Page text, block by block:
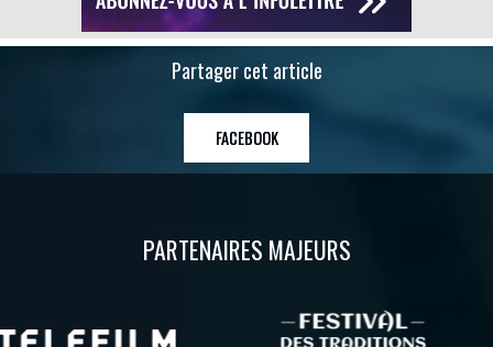
Partager cet article
FACEBOOK
PARTENAIRES MAJEURS